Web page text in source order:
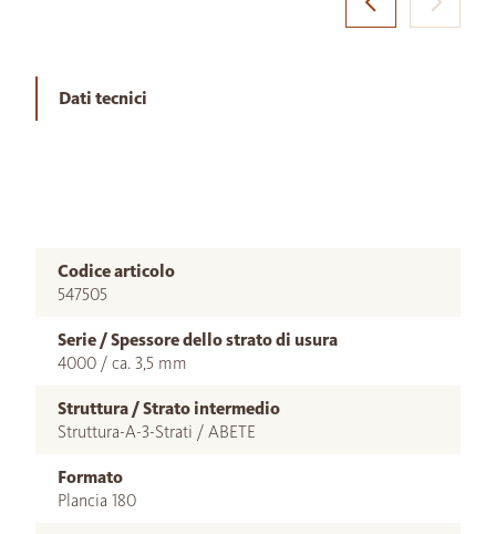
Dati tecnici
Codice articolo
547505
Serie / Spessore dello strato di usura
4000 / ca. 3,5 mm
Struttura / Strato intermedio
Struttura-A-3-Strati / ABETE
Formato
Plancia 180